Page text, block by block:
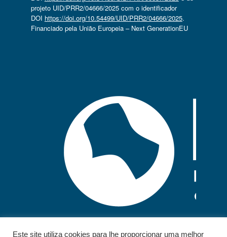
projeto UID/PRR2/04666/2025 com o identificador
DOI https://doi.org/10.54499/UID/PRR2/04666/2025.
Financiado pela União Europeia – Next GenerationEU
Este site utiliza cookies para lhe proporcionar uma melhor